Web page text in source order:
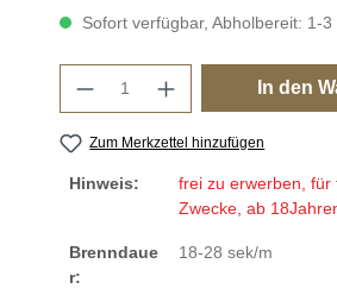
Sofort verfügbar, Abholbereit: 1-3
Produkt Anzahl: Gib
In den
Zum Merkzettel hinzufügen
Hinweis:
frei zu erwerben, für
Zwecke, ab
Brenndaue
r:
18-28 sek/m